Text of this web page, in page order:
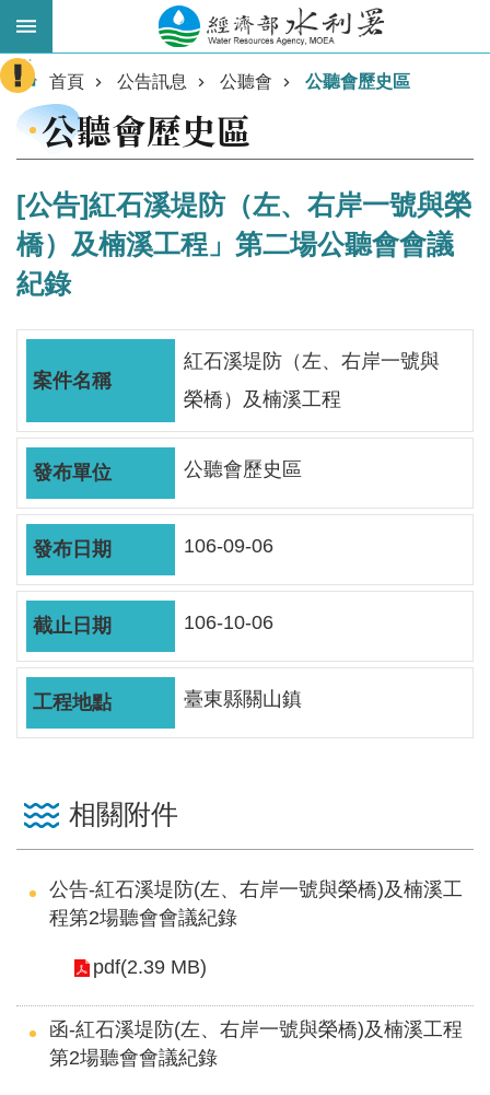
跳到主要內容區塊
進
階
搜
務
主
最
水
情
公
告
訊
便
民
務
:::
首頁 公告訊息 公聽會 公聽會歷史區
公聽會歷史區
[公告]紅石溪堤防（左、右岸一號與榮
橋）及楠溪工程」第二場公聽會會議
紀錄
紅石溪堤防（左、右岸一號與
榮橋）及楠溪工程
公聽會歷史區
106-09-06
106-10-06
臺東縣關山鎮
相關附件
公告-紅石溪堤防(左、右岸一號與榮橋)及楠溪工
程第2場聽會會議紀錄
pdf(2.39 MB)
函-紅石溪堤防(左、右岸一號與榮橋)及楠溪工程
第2場聽會會議紀錄